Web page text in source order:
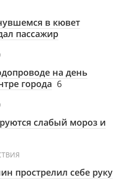
в кювет
пассажир
на день
города 6
слабый мороз и
прострелил себе руку